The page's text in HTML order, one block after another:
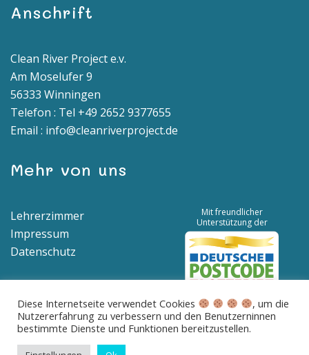
Anschrift
Clean River Project e.v.
Am Moselufer 9
56333 Winningen
Telefon : Tel +49 2652 9377655
Email : info@cleanriverproject.de
Mehr von uns
Lehrerzimmer
Impressum
Datenschutz
Mit freundlicher
Unterstützung der
Spendenkonto | IBAN: DE04 5776 1591 8100 0538 00 | BIC:
Betreff: Spende für saubere Flüsse und Meere
Diese Internetseite verwendet Cookies
, um die
Nutzererfahrung zu verbessern und den Benutzerninnen
bestimmte Dienste und Funktionen bereitzustellen.